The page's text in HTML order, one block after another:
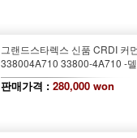
그랜드스타렉스 신품 CRDI 커
338004A710 33800-4A710 -
판매가격 : 280,000 won